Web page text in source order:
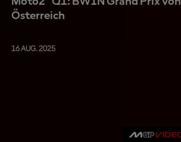
Österreich
16 AUG. 2025